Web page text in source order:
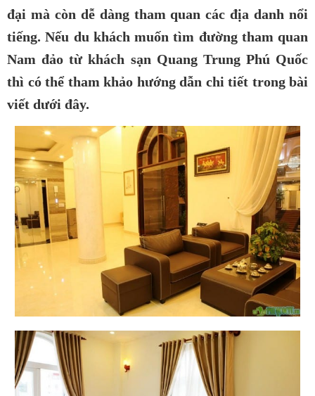
đại mà còn dễ dàng tham quan các địa danh nổi
tiếng.Nếu du khách muốn tìm đường tham quan
Nam đảo từ khách sạn Quang Trung Phú Quốc
thì có thể tham khảo hướng dẫn chi tiết trong bài
viết dưới đây.